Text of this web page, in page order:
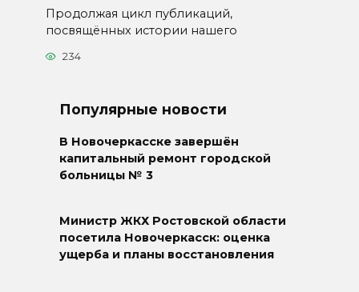
Продолжая цикл публикаций,
посвящённых истории нашего
234
Популярные новости
В Новочеркасске завершён
капитальный ремонт городской
больницы № 3
Министр ЖКХ Ростовской области
посетила Новочеркасск: оценка
ущерба и планы восстановления